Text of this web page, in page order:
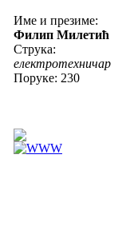
Име и презиме:
Филип Милетић
Струка:
електротехничар
Поруке: 230